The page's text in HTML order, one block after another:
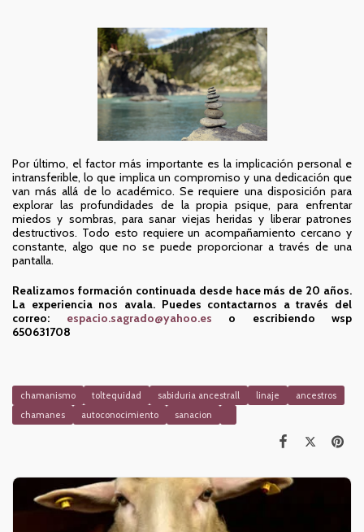
Por último, el factor más importante es la implicación personal e
intransferible, lo que implica un compromiso y una dedicación que
van más allá de lo académico. Se requiere una disposición para
explorar las profundidades de la propia psique, para enfrentar
miedos y sombras, para sanar viejas heridas y liberar patrones
destructivos. Todo esto requiere un acompañamiento cercano y
constante, algo que no se puede proporcionar a través de una
pantalla.
Realizamos formación continuada desde hace más de 20 años.
La experiencia nos avala. Puedes contactarnos a través del
correo: espacio.sagrado@yahoo.es o escribiendo wsp
650631708
chamanismo toltequidad sabiduria ancestrall linaje
ancestros
chamanes
autoconocimiento sanacion